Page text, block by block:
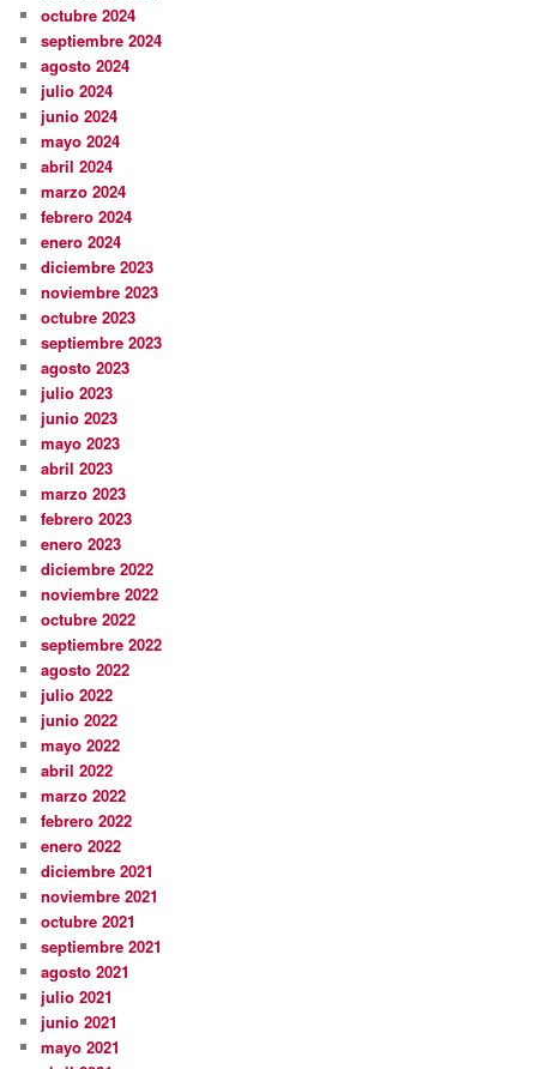
octubre 2024
septiembre 2024
agosto 2024
julio 2024
junio 2024
mayo 2024
abril 2024
marzo 2024
febrero 2024
enero 2024
diciembre 2023
noviembre 2023
octubre 2023
septiembre 2023
agosto 2023
julio 2023
junio 2023
mayo 2023
abril 2023
marzo 2023
febrero 2023
enero 2023
diciembre 2022
noviembre 2022
octubre 2022
septiembre 2022
agosto 2022
julio 2022
junio 2022
mayo 2022
abril 2022
marzo 2022
febrero 2022
enero 2022
diciembre 2021
noviembre 2021
octubre 2021
septiembre 2021
agosto 2021
julio 2021
junio 2021
mayo 2021